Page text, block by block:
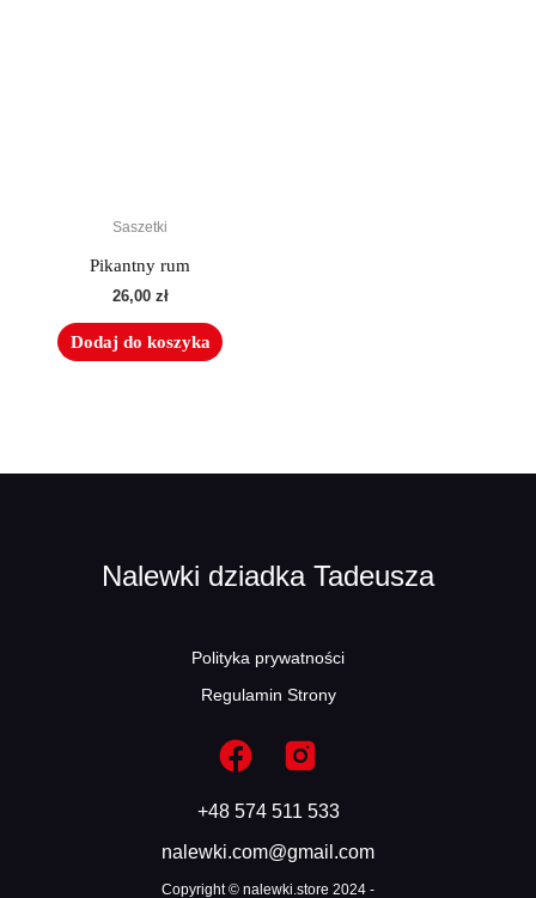
Saszetki
Pikantny rum
26,00 zł
Dodaj do koszyka
Nalewki dziadka Tadeusza
Polityka prywatności
Regulamin Strony
+48 574 511 533
nalewki.com@gmail.com
Copyright © nalewki.store 2024 -